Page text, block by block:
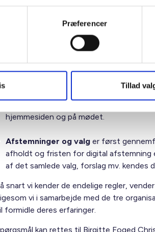
Præferencer
Tillad
afdelingsmødet lukker
allerede stillede forslag digitalt.
med de stillede forslag ligesom den
hjemmesiden og på mødet.
Afstemninger og valg er først
afholdt og fristen for digital afstemning
af det samlede valg, forslag mv.
snart vi kender de endelige regler,
vi i samarbejde med de tre
formidle deres erfaringer.
kan rettes til Birgitte Foged